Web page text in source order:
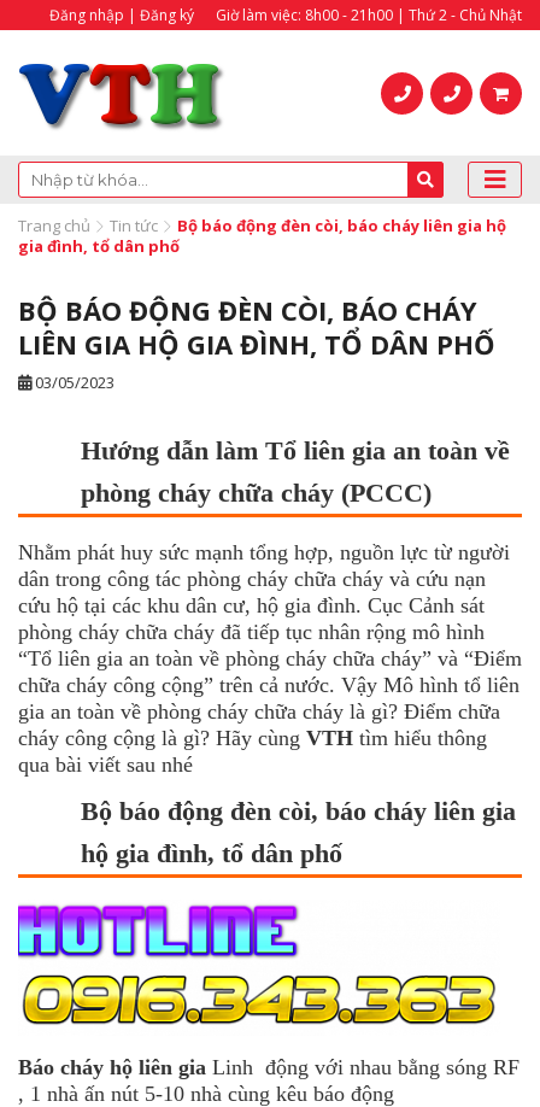
Đăng nhập | Đăng ký Giờ làm việc: 8h00 - 21h00 | Thứ 2 - Chủ Nhật
Trang chủ Tin tức
Bộ báo động đèn còi, báo cháy liên gia hộ
gia đình, tổ dân phố
BỘ BÁO ĐỘNG ĐÈN CÒI, BÁO CHÁY
LIÊN GIA HỘ GIA ĐÌNH, TỔ DÂN PHỐ
03/05/2023
Hướng dẫn làm Tổ liên gia an toàn về
phòng cháy chữa cháy (PCCC)
Nhằm phát huy sức mạnh tổng hợp, nguồn lực từ người
dân trong công tác phòng cháy chữa cháy và cứu nạn
cứu hộ tại các khu dân cư, hộ gia đình. Cục Cảnh sát
phòng cháy chữa cháy đã tiếp tục nhân rộng mô hình
“Tổ liên gia an toàn về phòng cháy chữa cháy” và “Điểm
chữa cháy công cộng” trên cả nước. Vậy Mô hình tổ liên
gia an toàn về phòng cháy chữa cháy là gì? Điểm chữa
cháy công cộng là gì? Hãy cùng VTH tìm hiểu thông
qua bài viết sau nhé
Bộ báo động đèn còi, báo cháy liên gia
hộ gia đình, tổ dân phố
Báo cháy hộ liên gia Linh động với nhau bằng sóng RF
, 1 nhà ấn nút 5-10 nhà cùng kêu báo động